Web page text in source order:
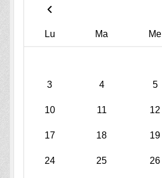
Lu Ma Me
3 4 5
10 11 12
17 18 19
24 25 26